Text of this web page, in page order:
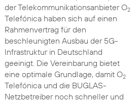
der Telekommunikationsanbieter O2
Telefónica haben sich auf einen
Rahmenvertrag für den
beschleunigten Ausbau der 5G-
Infrastruktur in Deutschland
geeinigt. Die Vereinbarung bietet
eine optimale Grundlage, damit O2
Telefónica und die BUGLAS-
Netzbetreiber noch schneller und